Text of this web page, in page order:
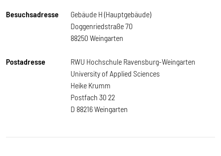
Besuchsadresse
Gebäude H (Hauptgebäude)
Doggenriedstraße 70
88250 Weingarten
Postadresse
RWU Hochschule Ravensburg-Weingarten
University of Applied Sciences
Heike Krumm
Postfach 30 22
D 88216 Weingarten